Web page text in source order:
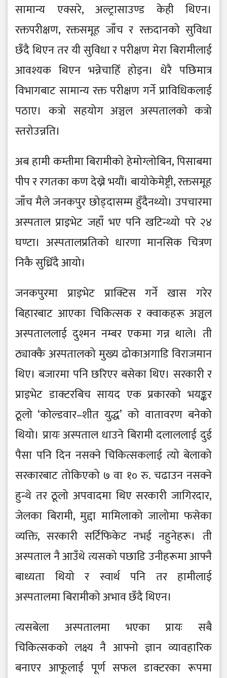
सामान्य एक्सरे, अल्ट्रासाउण्ड केही थिएन।
रक्तपरीक्षण, रक्तसमूह जाँच र रक्तदानको सुविधा
छँदै थिएन तर यी सुविधा र परीक्षण मेरा बिरामीलाई
आवश्यक थिएन भन्नेचाहिँ होइन। धेरै पछिमात्र
विभागबाट सामान्य रक्त परीक्षण गर्ने प्राविधिकलाई
पठाए। कत्रो सहयोग अञ्चल अस्पतालको कत्रो
स्तरोउन्नति।
अब हामी कम्तीमा बिरामीको हेमोग्लोबिन, पिसाबमा
पीप र रगतका कण देख्ने भयौं। बायोकेमेष्ट्री, रक्तसमूह
जाँच मैले जनकपुर छोड्दासम्म हुँदैनथ्यो। उपचारमा
अस्पताल प्राइभेट जहाँ भए पनि खटिन्थ्यो परे २४
घण्टा। अस्पतालप्रतिको धारणा मानसिक चित्रण
निकै सुध्रिँदै आयो।
जनकपुरमा प्राइभेट प्राक्टिस गर्ने खास गरेर
बिहारबाट आएका चिकित्सक र क्वाकहरू अञ्चल
अस्पताललाई दुश्मन नम्बर एकमा गन्न थाले। ती
ठ्याक्कै अस्पतालको मुख्य ढोकाअगाडि विराजमान
थिए। बजारमा पनि छरिएर बसेका थिए। सरकारी र
प्राइभेट डाक्टरबिच सायद एक प्रकारको भयङ्कर
ठूलो ‘कोल्डवार–शीत युद्ध’ को वातावरण बनेको
थियो। प्रायः अस्पताल धाउने बिरामी दलाललाई दुई
पैसा पनि दिन नसक्ने चिकित्सकलाई त्यो बेलाको
सरकारबाट तोकिएको ७ वा १० रु. चढाउन नसक्ने
हुन्थे तर ठूलो अपवादमा थिए सरकारी जागिरदार,
जेलका बिरामी, मुद्दा मामिलाको जालोमा फसेका
व्यक्ति, सरकारी सर्टिफिकेट नभई नहुनेहरू। ती
अस्पताल नै आउँथे त्यसको पछाडि उनीहरूमा आफ्नै
बाध्यता थियो र स्वार्थ पनि तर हामीलाई
अस्पतालमा बिरामीको अभाव छँदै थिएन।
त्यसबेला अस्पतालमा भएका प्रायः सबै
चिकित्सकको लक्ष्य नै आफ्नो ज्ञान व्यावहारिक
बनाएर आफूलाई पूर्ण सफल डाक्टरका रूपमा